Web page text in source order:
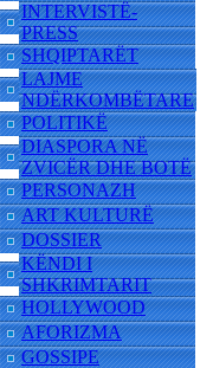
INTERVISTË-
PRESS
SHQIPTARËT
LAJME
NDËRKOMBËTARE
POLITIKË
DIASPORA NË
ZVICËR DHE BOTË
PERSONAZH
ART KULTURË
DOSSIER
KËNDI I
SHKRIMTARIT
HOLLYWOOD
AFORIZMA
GOSSIPE